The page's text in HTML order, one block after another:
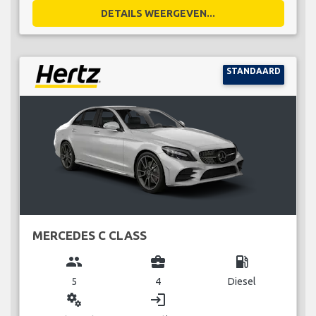
DETAILS WEERGEVEN...
STANDAARD
MERCEDES C CLASS
group
5
business_center
4
local_gas_station
Diesel
miscellaneous_services login